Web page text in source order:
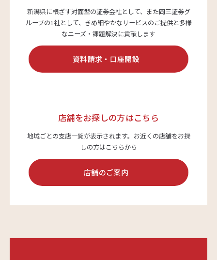
新潟県に根ざす対面型の証券会社として、また岡三証券グ
ループの1社として、 きめ細やかなサービスのご提供と多様
なニーズ・課題解決に貢献します
資料請求・口座開設
店舗をお探しの方はこちら
地域ごとの支店一覧が表示されます。 お近くの店舗をお探
しの方はこちらから
店舗のご案内